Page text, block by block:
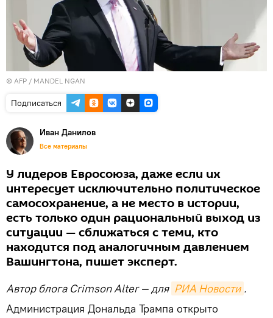
© AFP / MANDEL NGAN
Подписаться
Иван Данилов
Все материалы
У лидеров Евросоюза, даже если их
интересует исключительно политическое
самосохранение, а не место в истории,
есть только один рациональный выход из
ситуации — сближаться с теми, кто
находится под аналогичным давлением
Вашингтона, пишет эксперт.
Автор блога Crimson Alter — для РИА Новости .
Администрация Дональда Трампа открыто